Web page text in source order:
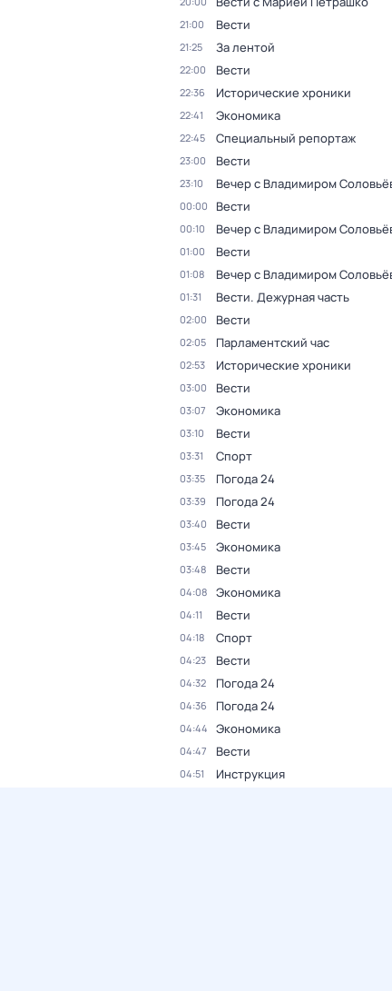
21:00 Вести
21:25 За лентой
22:00 Вести
22:36 Исторические хроники
22:41 Экономика
22:45 Специальный репортаж
23:00 Вести
23:10 Вечер с Владимиром
00:00 Вести
00:10 Вечер с Владимиром
01:00 Вести
01:08 Вечер с Владимиром
01:31 Вести. Дежурная часть
02:00 Вести
02:05 Парламентский час
02:53 Исторические хроники
03:00 Вести
03:07 Экономика
03:10 Вести
03:31 Спорт
03:35 Погода 24
03:39 Погода 24
03:40 Вести
03:45 Экономика
03:48 Вести
04:08 Экономика
04:11 Вести
04:18 Спорт
04:23 Вести
04:32 Погода 24
04:36 Погода 24
04:44 Экономика
04:47 Вести
04:51 Инструкция